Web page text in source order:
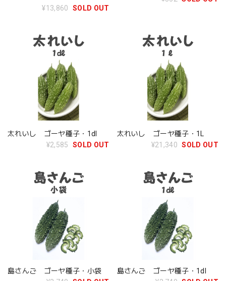
¥13,860
SOLD OUT
太れいし ゴーヤ種子・1dl
¥2,585
SOLD OUT
太れいし ゴーヤ種子・1L
¥21,340 SOLD OUT
島さんご ゴーヤ種子・小袋
島さんご ゴーヤ種子・1dl